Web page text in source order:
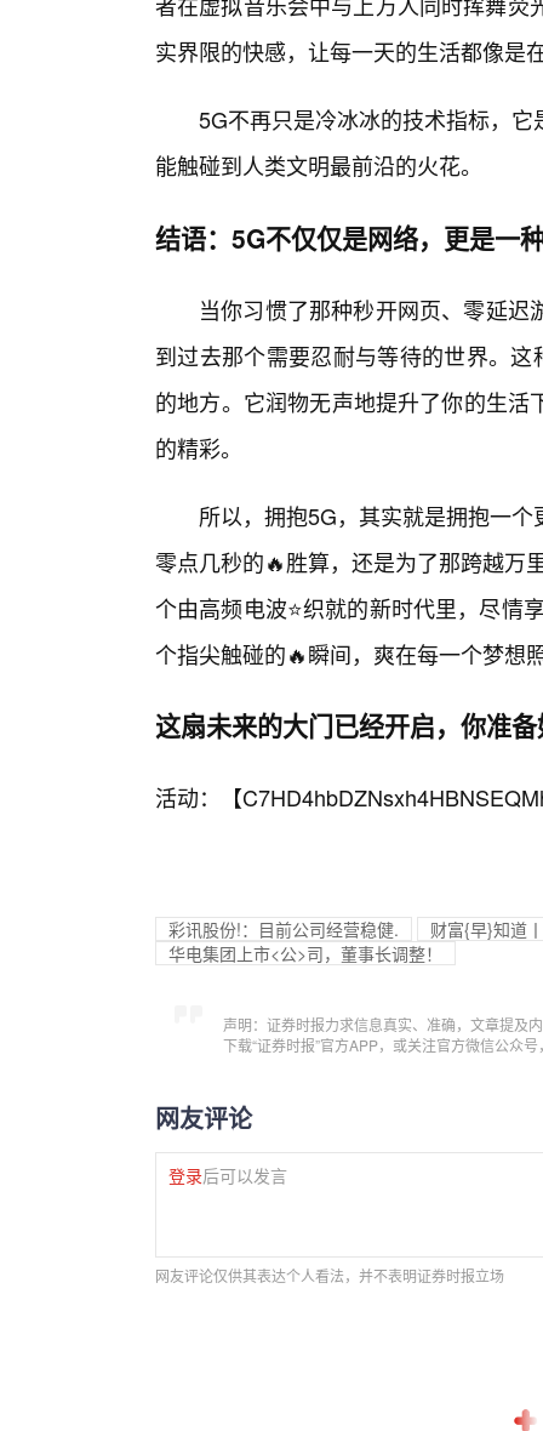
实界限的快感，让每一天的生活都像是
5G不再只是冷冰冰的技术指标，
能触碰到人类文明最前沿的火花。
结语：5G不仅仅是网络，更是一
当你习惯了那种秒开网页、零延
到过去那个需要忍耐与等待的世界。
的地方。它润物无声地提升了你的生
的精彩。
所以，拥抱5G，其实就是拥抱一
零点几秒的🔥胜算，还是为了那跨越万
个由高频电波⭐织就的新时代里，尽情
个指尖触碰的🔥瞬间，爽在每一个梦想
这扇未来的大门已经开启，你准
活动：【
彩讯股份!：目前公司经营稳健.
财富{早}知道
华电集团上市<公>司，董事长调整！
声明：证券时报力求信息真实、准确，文章提及
下载“证券时报”官方APP，或关注官方微信公众
网友评论
登录后可以发言
网友评论仅供其表达个人看法，并不表明证券时报立场